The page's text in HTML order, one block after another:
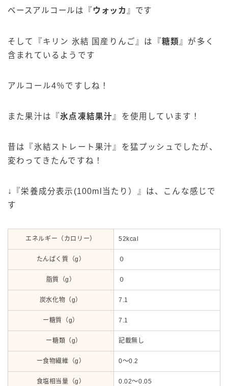
ベースアルコールは『ウォッカ 』 です
そして『キリン 氷結 国産りんご』は『糖類 』が多く
含まれているようです
アルコール4％ですしね！
また果汁は『氷点凍結果汁 』を使用しています！
昔は『氷結ストレート果汁』を猛プッシュでしたが、
変わってきたんですね！
↓『栄養成分表示(100ml当たり）』は、こんな感じで
す
エネルギー（カロリー） 52kcal
たんぱく質（g） ０
脂質（g） ０
炭水化物（g） 7.1
ー糖質（g） 7.1
ー糖類（g） 記載無し
ー食物繊維（g） 0～0.2
食塩相当量（g） 0.02～0.05